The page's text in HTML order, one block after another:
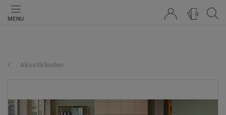
MENU
0
Akustikboden